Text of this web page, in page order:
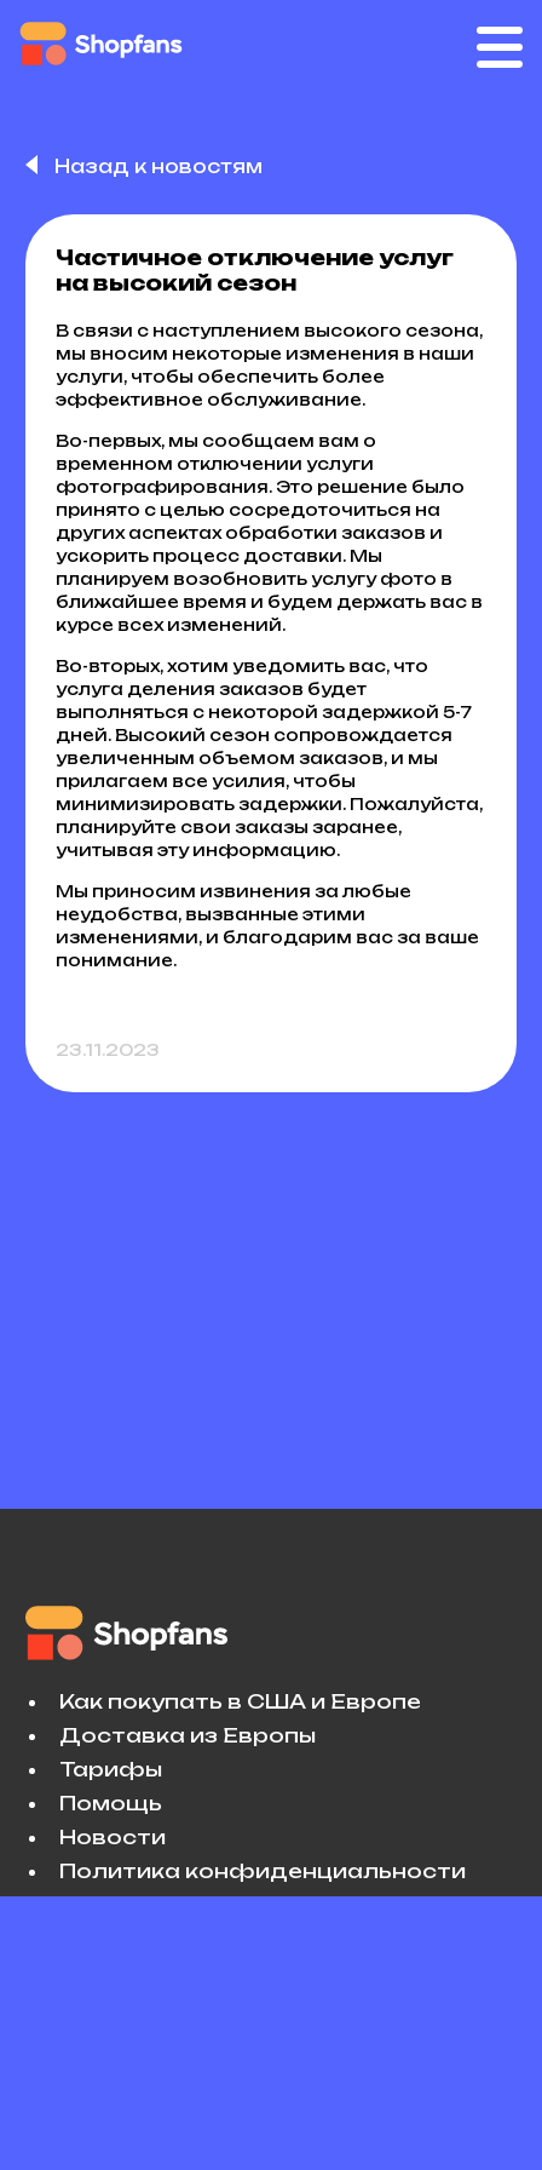
Назад к новостям
Частичное отключение услуг
на высокий сезон
В связи с наступлением высокого сезона,
мы вносим некоторые изменения в наши
услуги, чтобы обеспечить более
эффективное обслуживание.
Во-первых, мы сообщаем вам о
временном отключении услуги
фотографирования. Это решение было
принято с целью сосредоточиться на
других аспектах обработки заказов и
ускорить процесс доставки. Мы
планируем возобновить услугу фото в
ближайшее время и будем держать вас в
курсе всех изменений.
Во-вторых, хотим уведомить вас, что
услуга деления заказов будет
выполняться с некоторой задержкой 5-7
дней. Высокий сезон сопровождается
увеличенным объемом заказов, и мы
прилагаем все усилия, чтобы
минимизировать задержки. Пожалуйста,
планируйте свои заказы заранее,
учитывая эту информацию.
Мы приносим извинения за любые
неудобства, вызванные этими
изменениями, и благодарим вас за ваше
понимание.
23.11.2023
Как покупать в США и Европе
Доставка из Европы
Тарифы
Помощь
Новости
Политика конфиденциальности